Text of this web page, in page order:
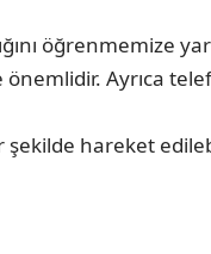
öğrenmemize
Ayrıca
hareket